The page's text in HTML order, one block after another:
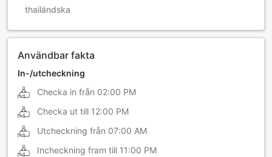
thailändska
Användbar fakta
In-/utcheckning
Checka in från 02:00 PM
Checka ut till 12:00 PM
Utcheckning från 07:00 AM
Incheckning fram till 11:00 PM